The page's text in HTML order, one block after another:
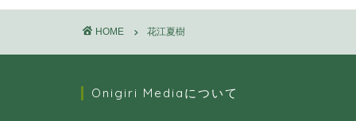
HOME 花江夏樹
Onigiri Mediaについて